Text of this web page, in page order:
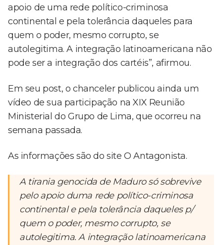
apoio de uma rede político-criminosa
continental e pela tolerância daqueles para
quem o poder, mesmo corrupto, se
autolegitima. A integração latinoamericana não
pode ser a integração dos cartéis”, afirmou.
Em seu post, o chanceler publicou ainda um
vídeo de sua participação na XIX Reunião
Ministerial do Grupo de Lima, que ocorreu na
semana passada.
As informações são do site O Antagonista.
A tirania genocida de Maduro só sobrevive
pelo apoio duma rede político-criminosa
continental e pela tolerância daqueles p/
quem o poder, mesmo corrupto, se
autolegitima. A integração latinoamericana